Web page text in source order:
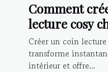
Comment
lecture cosy
Créer un coin
transforme
intérieur et offre...